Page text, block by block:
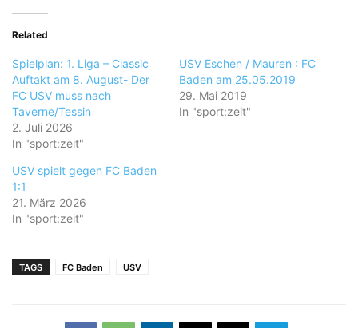
Related
Spielplan: 1. Liga – Classic
Auftakt am 8. August- Der
FC USV muss nach
Taverne/Tessin
2. Juli 2026
In "sport:zeit"
USV Eschen / Mauren : FC
Baden am 25.05.2019
29. Mai 2019
In "sport:zeit"
USV spielt gegen FC Baden
1:1
21. März 2026
In "sport:zeit"
TAGS FC Baden USV